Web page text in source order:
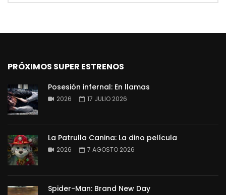
PRÓXIMOS SUPER ESTRENOS
Posesión infernal: En llamas
2026 17 JULIO 2026
La Patrulla Canina: La dino película
2026 7 AGOSTO 2026
Spider-Man: Brand New Day